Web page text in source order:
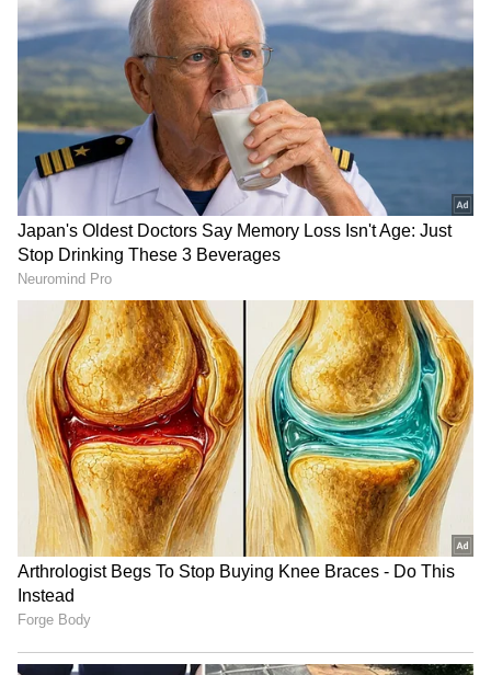
இந்த சிஸ்டம் எப்படி வேலை செய்யும்?
EPFO தனது உறுப்பினர்களுக்கு ஒரு சிறப்பு
ATM கார்டை வழங்க திட்டமிட்டுள்ளது. இந்த
கார்டு நேரடியாக உங்கள் பிஎஃப்
கணக்குடன் இணைக்கப்பட்டிருக்கும்.
சாதாரண ATM கார்டு போலவே இதைப்
பயன்படுத்தி பணம் எடுக்கலாம். UPI
மூலமாகவும் சிறிய பரிவர்த்தனைகள்
அல்லது பணம் எடுக்க முடியும்.